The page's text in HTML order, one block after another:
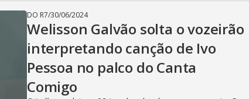
DO R7/30/06/2024
Welisson Galvão solta o vozeirão
interpretando canção de Ivo
Pessoa no palco do Canta
Comigo